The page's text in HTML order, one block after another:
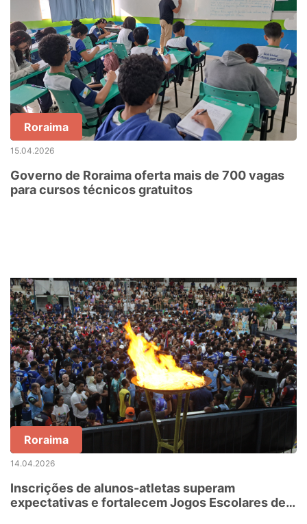
Roraima
15.04.2026
Governo de Roraima oferta mais de 700 vagas
para cursos técnicos gratuitos
Roraima
14.04.2026
Inscrições de alunos-atletas superam
expectativas e fortalecem Jogos Escolares de